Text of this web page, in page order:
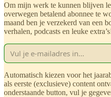
Om mijn werk te kunnen blijven
overwegen betalend abonnee te
maand ben je verzekerd van een
verhalen, podcasts en leuke
Automatisch kiezen voor het
als eerste (exclusieve) content
onderstaande button, vul je